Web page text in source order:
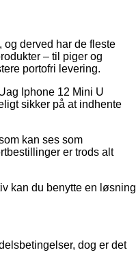
og derved har de fleste
– til piger og
portofri levering.
Iphone 12 Mini U
sikker på at indhente
kan ses som
er trods alt
kan du benytte en løsning
dog er det